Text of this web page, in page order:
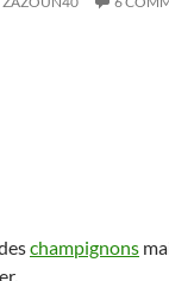
champignons